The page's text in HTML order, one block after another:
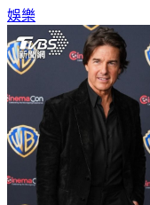
娛樂